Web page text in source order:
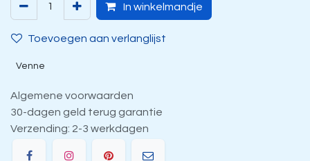
In winkelmandje
Toevoegen aan verlanglijst
Venne
Algemene voorwaarden
30-dagen geld terug garantie
Verzending: 2-3 werkdagen